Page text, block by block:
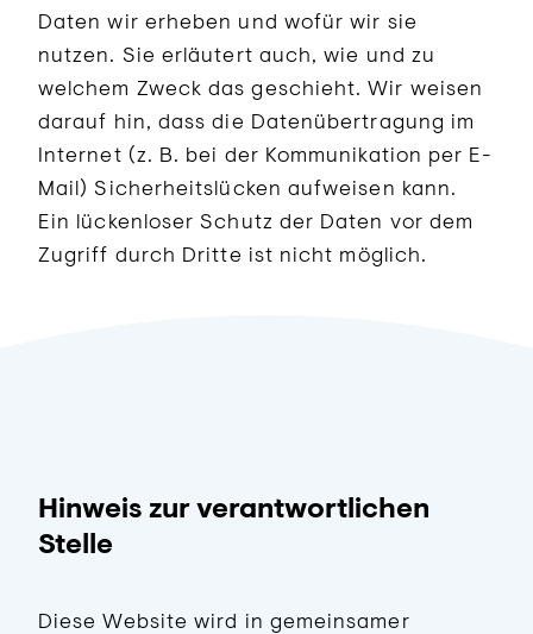
Daten wir erheben und wofür wir sie
nutzen. Sie erläutert auch, wie und zu
welchem Zweck das geschieht. Wir weisen
darauf hin, dass die Datenübertragung im
Internet (z. B. bei der Kommunikation per E-
Mail) Sicherheitslücken aufweisen kann.
Ein lückenloser Schutz der Daten vor dem
Zugriff durch Dritte ist nicht möglich.
Hinweis zur verantwortlichen
Stelle
Diese Website wird in gemeinsamer